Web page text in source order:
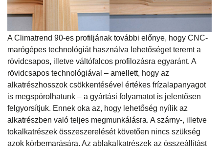
A Climatrend 90-es profiljának további előnye, hogy CNC-
marógépes technológiát használva lehetőséget teremt a
rövidcsapos, illetve váltófalcos profilozásra egyaránt. A
rövidcsapos technológiával – amellett, hogy az
alkatrészhosszok csökkentésével értékes frízalapanyagot
is megspórolhatunk – a gyártási folyamatot is jelentősen
felgyorsítjuk. Ennek oka az, hogy lehetőség nyílik az
alkatrészben való teljes megmunkálásra. A szárny-, illetve
tokalkatrészek összeszerelését követően nincs szükség
azok körbemarására. Az ablakalkatrészek az összeállítást